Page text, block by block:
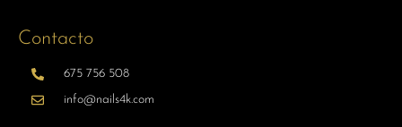
Contacto
675 756 508
info@nails4k.com